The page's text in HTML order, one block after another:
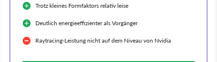
Trotz kleines Formfaktors relativ leise
Deutlich energieeffizienter als Vorgänger
Raytracing-Leistung nicht auf dem Niveau von Nvidia